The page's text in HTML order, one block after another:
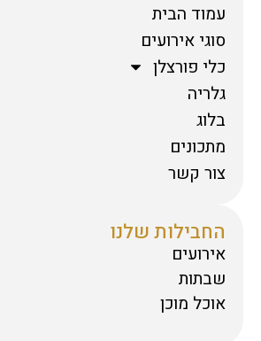
עמוד הבית
סוגי אירועים
כלי פורצלן
גלריה
בלוג
מתכונים
צור קשר
החבילות שלנו
אירועים
שבתות
אוכל מוכן